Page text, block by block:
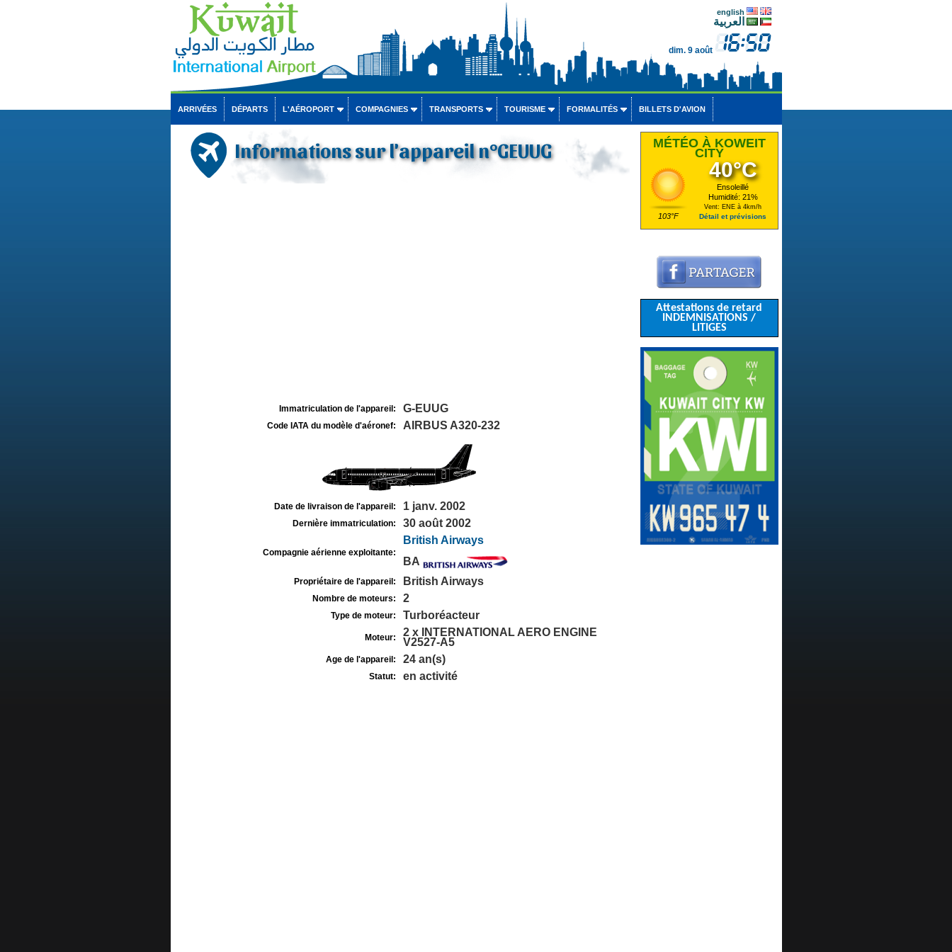
english
العربية
dim. 9 août
ARRIVÉES DÉPARTS L'AÉROPORT COMPAGNIES TRANSPORTS TOURISME FORMALITÉS BILLETS D'AVION
Informations sur l'appareil n°GEUUG
Immatriculation de l'appareil: G-EUUG
Code IATA du modèle d'aéronef: AIRBUS A320-232
Date de livraison de l'appareil: 1 janv. 2002
Dernière immatriculation: 30 août 2002
Compagnie aérienne exploitante:
British Airways
BA
Propriétaire de l'appareil: British Airways
Nombre de moteurs: 2
Type de moteur: Turboréacteur
Moteur:
2 x INTERNATIONAL AERO ENGINE
V2527-A5
Age de l'appareil: 24 an(s)
Statut: en activité
MÉTÉO À KOWEIT
CITY
103°F
40°C
Ensoleillé
Humidité: 21%
Vent: ENE à 4km/h
Détail et prévisions
Attestations de retard
INDEMNISATIONS /
LITIGES